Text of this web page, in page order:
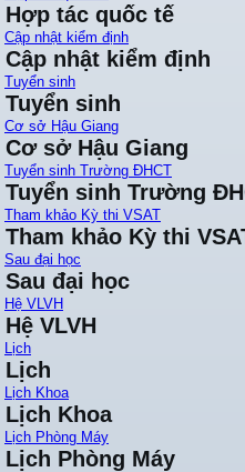
Hợp tác quốc tế
Cập nhật kiểm định
Cập nhật kiểm định
Tuyển sinh
Tuyển sinh
Cơ sở Hậu Giang
Cơ sở Hậu Giang
Tuyển sinh Trường ĐHCT
Tuyển sinh Trường
Tham khảo Kỳ thi VSAT
Tham khảo Kỳ thi
Sau đại học
Sau đại học
Hệ VLVH
Hệ VLVH
Lịch
Lịch
Lịch Khoa
Lịch Khoa
Lịch Phòng Máy
Lịch Phòng Máy